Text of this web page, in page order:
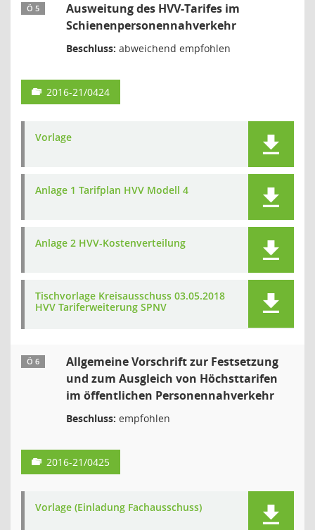
Ö 5
Ausweitung des HVV-Tarifes im
Schienenpersonennahverkehr
Beschluss: abweichend empfohlen
2016-21/0424
Vorlage
Anlage 1 Tarifplan HVV Modell 4
Anlage 2 HVV-Kostenverteilung
Tischvorlage Kreisausschuss 03.05.2018
HVV Tariferweiterung SPNV
Ö 6
Allgemeine Vorschrift zur Festsetzung
und zum Ausgleich von Höchsttarifen
im öffentlichen Personennahverkehr
Beschluss: empfohlen
2016-21/0425
Vorlage (Einladung Fachausschuss)